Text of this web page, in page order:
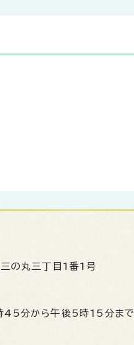
の丸三丁目1番1号
45分から午後5時15分まで